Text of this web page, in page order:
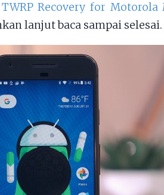
TWRP Recovery for Motorola
lanjut baca sampai selesai.